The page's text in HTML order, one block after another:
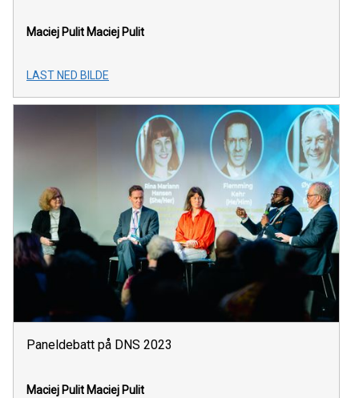
Maciej Pulit Maciej Pulit
LAST NED BILDE
Paneldebatt på DNS 2023
Maciej Pulit Maciej Pulit